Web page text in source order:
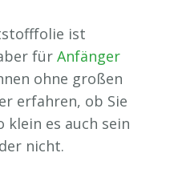
ist
für Anfänger
ohne großen
erfahren, ob Sie
klein es auch sein
nicht.